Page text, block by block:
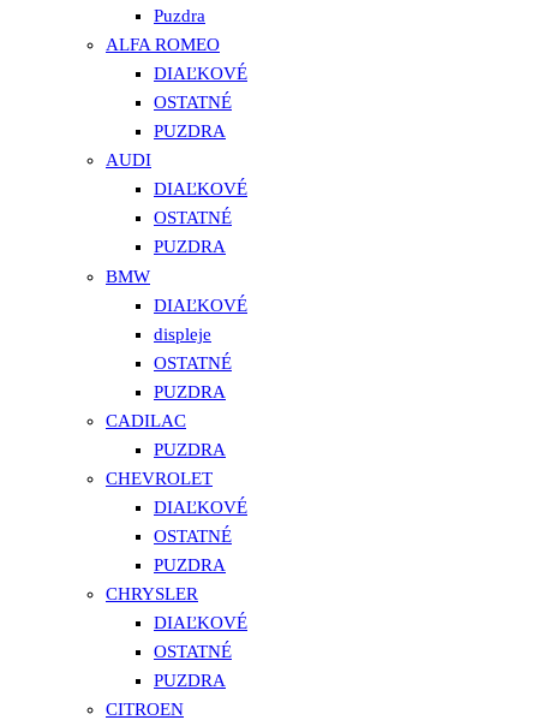
Puzdra
ALFA ROMEO
DIAĽKOVÉ
OSTATNÉ
PUZDRA
AUDI
DIAĽKOVÉ
OSTATNÉ
PUZDRA
BMW
DIAĽKOVÉ
displeje
OSTATNÉ
PUZDRA
CADILAC
PUZDRA
CHEVROLET
DIAĽKOVÉ
OSTATNÉ
PUZDRA
CHRYSLER
DIAĽKOVÉ
OSTATNÉ
PUZDRA
CITROEN